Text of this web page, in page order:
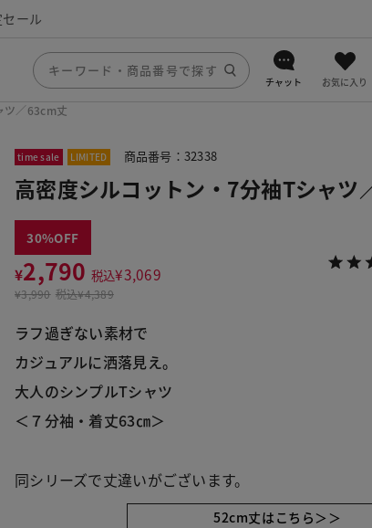
ール
チャット お気に入り
ツ／63cm丈
time sale LIMITED 商品番号：32338
高密度シルコットン・7分袖Tシャツ
30
¥2,790 税込¥3,069
¥3,990 税込¥4,389
ラフ過ぎない素材で
カジュアルに洒落見え。
大人のシンプルTシャツ
＜７分袖・着丈63㎝＞
同シリーズで丈違いがございます。
52cm丈はこちら＞＞